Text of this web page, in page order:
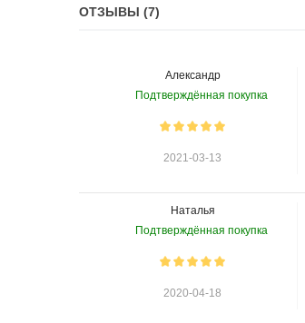
ОТЗЫВЫ (7)
Александр
Подтверждённая покупка
2021-03-13
Наталья
Подтверждённая покупка
2020-04-18